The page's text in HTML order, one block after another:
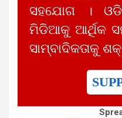
ସହଯୋଗ ।
ମିଡିଆକୁ ଆର୍ଥିକ
ସାମ୍ବାଦିକତାକୁ